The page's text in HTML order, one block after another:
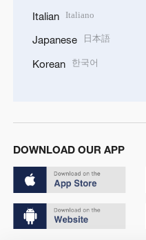
Italian Italiano
Japanese 日本語
Korean 한국어
DOWNLOAD OUR APP